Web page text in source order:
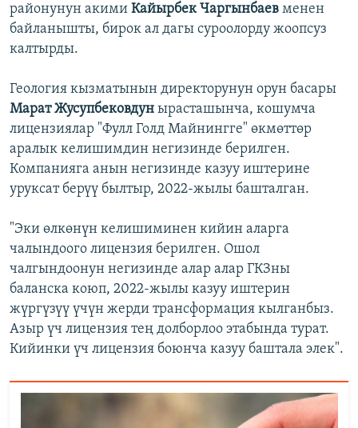
районунун акими Кайырбек Чаргынбаев менен
байланышты, бирок ал дагы суроолорду жоопсуз
калтырды.
Геология кызматынын директорунун орун басары
Марат Жусупбековдун ырасташынча, кошумча
лицензиялар "Фулл Голд Майнингге" өкмөттөр
аралык келишимдин негизинде берилген.
Компанияга анын негизинде казуу иштерине
уруксат берүү былтыр, 2022-жылы башталган.
"Эки өлкөнүн келишиминен кийин аларга
чалындоого лицензия берилген. Ошол
чалгындоонун негизинде алар алар ГКЗны
баланска коюп, 2022-жылы казуу иштерин
жүргүзүү үчүн жерди трансформация кылганбыз.
Азыр үч лицензия тең долборлоо этабында турат.
Кийинки үч лицензия боюнча казуу баштала элек".